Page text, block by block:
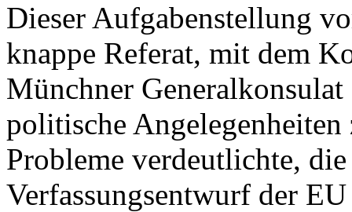
Dieser Aufgabenstellung
knappe Referat, mit dem
Münchner
politische
Probleme verdeutlichte,
Verfassungsentwurf der